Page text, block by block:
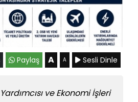
Paylaş A A Sesli Dinle
ve Ekonomi İşleri